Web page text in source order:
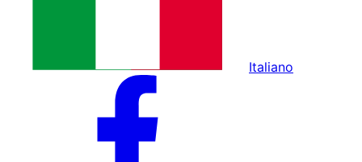
Italiano